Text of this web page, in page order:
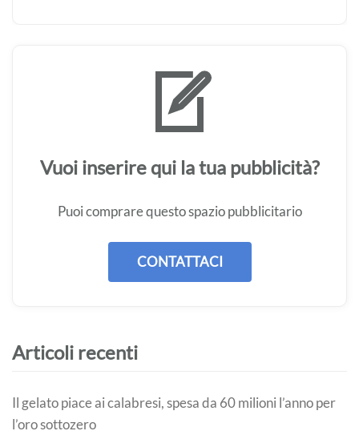
Vuoi inserire qui la tua pubblicità?
Puoi comprare questo spazio pubblicitario
CONTATTACI
Articoli recenti
Il gelato piace ai calabresi, spesa da 60 milioni l’anno per
l’oro sottozero